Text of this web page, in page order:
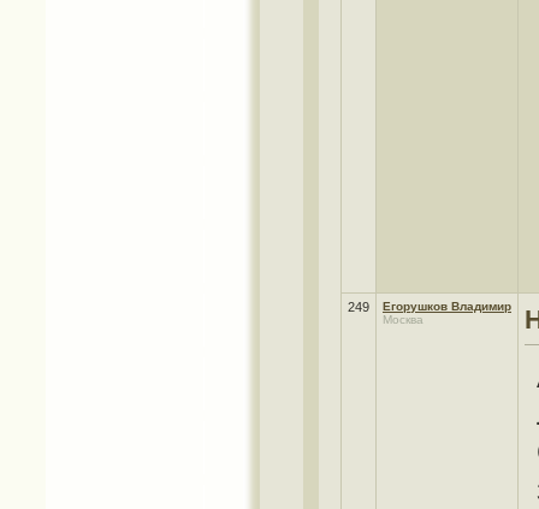
249
Егорушков Владимир
Москва